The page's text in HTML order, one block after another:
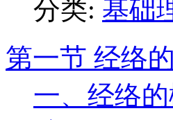
分类: 基础
第一节 经络
一、经络